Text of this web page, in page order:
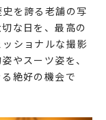
を誇る老舗の写
な日を、最高の
ショナルな撮影
やスーツ姿を、
絶好の機会で